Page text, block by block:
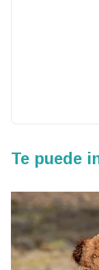
Te puede